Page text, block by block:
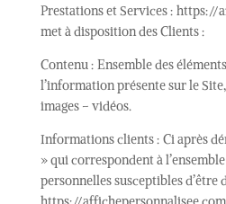
Prestations et Services : https://
met à disposition des Clients :
Contenu : Ensemble des
l’information présente sur le
images – vidéos.
Informations clients : Ci après
» qui correspondent à
personnelles susceptibles d’être